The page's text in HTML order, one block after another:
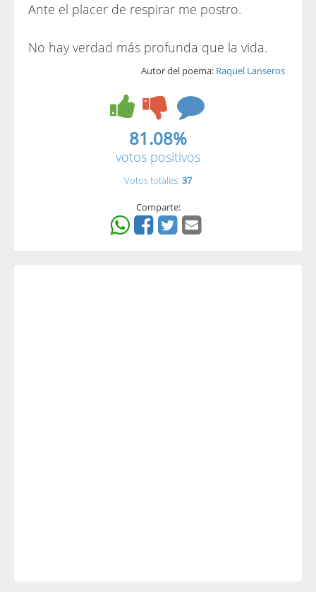
Ante el placer de respirar me postro.
No hay verdad más profunda que la vida.
Autor del poema: Raquel Lanseros
81.08%
votos positivos
Votos totales: 37
Comparte: